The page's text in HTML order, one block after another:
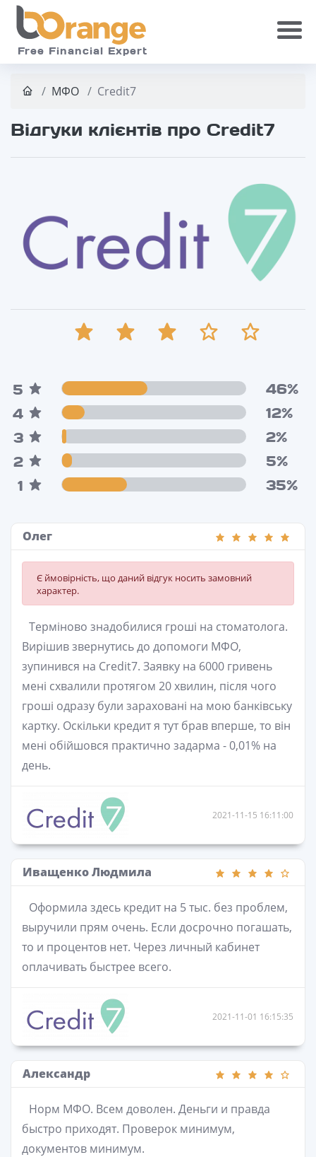
Skip to main
Free Financial Expert
МФО Credit7
Відгуки клієнтів про Credit7
5
46%
4
12%
3
2%
2
5%
1
35%
Олег
Є ймовірність, що даний відгук носить замовний
характер.
Терміново знадобилися гроші на стоматолога.
Вирішив звернутись до допомоги МФО,
зупинився на Credit7. Заявку на 6000 гривень
мені схвалили протягом 20 хвилин, після чого
гроші одразу були зараховані на мою банківську
картку. Оскільки кредит я тут брав вперше, то він
мені обійшовся практично задарма - 0,01% на
день.
2021-11-15 16:11:00
Иващенко Людмила
Оформила здесь кредит на 5 тыс. без проблем,
выручили прям очень. Если досрочно погашать,
то и процентов нет. Через личный кабинет
оплачивать быстрее всего.
2021-11-01 16:15:35
Александр
Норм МФО. Всем доволен. Деньги и правда
быстро приходят. Проверок минимум,
документов минимум.